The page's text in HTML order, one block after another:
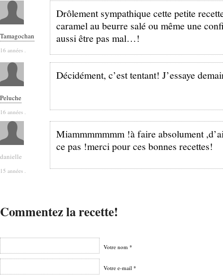
Tamagochan
16 années .
Drôlement sympathique cette petite
caramel au beurre salé ou même une
aussi être pas mal…!
Peluche
16 années .
Décidément, c’est tentant! J’essaye
danielle
15 années .
Miammmmmmm !à faire absolument
ce pas !merci pour ces bonnes recettes!
Commentez la recette!
Votre nom *
Votre e-mail *